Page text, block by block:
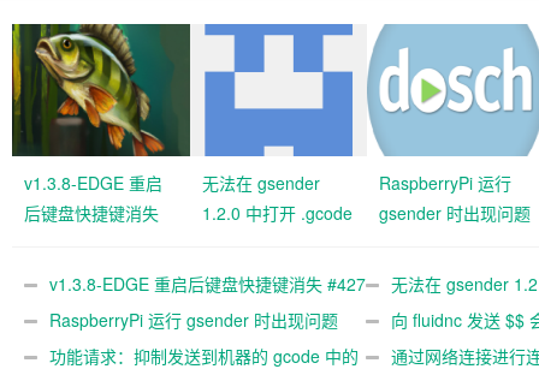
v1.3.8-EDGE 重启
后键盘快捷键消失
无法在 gsender
1.2.0 中打开 .gcode
RaspberryPi 运行
gsender 时出现问题
v1.3.8-EDGE 重启后键盘快捷键消失 #427
关闭
无法在 gsender
#367
RaspberryPi 运行 gsender 时出现问题
#89
向 fluidnc 发送 $$
#473
功能请求：抑制发送到机器的 gcode 中的
通过网络连接进行